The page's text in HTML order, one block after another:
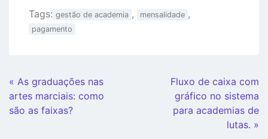
Tags: gestão de academia , mensalidade ,
pagamento
Continue
Lendo
« As graduações nas
artes marciais: como
são as faixas?
Fluxo de caixa com
gráfico no sistema
para academias de
lutas. »